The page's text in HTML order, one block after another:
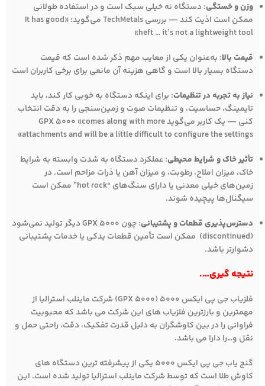
وزن و خستگی: دستگاه نه خیلی سبک است و در استفاده طولانی
ممکن است اذیت کند — بررسی TechMetals می‌گوید: «It has good
heft … it’s not a lightweight tool»
قیمت بالا: به‌عنوان یکی از معایب مهم ذکر شده است که قیمت
دستگاه بسیار بالا است و گاهی هزینه آن مانعی برای برخی کاربران است
نیاز به تجربه در تنظیمات: برای اینکه دستگاه به خوبی کار کند، باید
تایمینگ، حساسیت، و تنظیمات صوت و زمین‌سنجی را به دقت انتخاب
کنی — یک کاربر می‌گوید GPX 5000 «comes along with more
attachments and will be a little difficult to configure the settings»
تأثیر خاک و شرایط محیطی: عملکرد دستگاه به شدت وابسته به شرایط
خاک، میزان املاح، رطوبت، و میزان آهن یا ذرات مزاحم است. در
زمین‌های خیلی معدنی یا دارای سنگ‌های “hot rock” ممکن است
سیگنال‌ها پیچیده شوند.
دسترس‌پذیری قطعات و پشتیبانی
: چون GPX 5000 دیگر تولید نمی‌شود
(discontinued) ممکن است تأمین قطعات یدکی یا خدمات پشتیبانی
دشوارتر باشد.
نتیجه گیری….
فلزیاب جی پی ایکس ۵۰۰۰ (GPX 5000) شرکت ماینلب استرالیا از
مهمترین و بارزترین فلزیاب های این شرکت می باشد که محبوبیت
فراوانی را در بین کاوشگران به دلیل قدرت تفکیک، دقت، راحتی حمل و
نقل و…را دارا می باشد.
گنج یاب جی پی ایکس 5000 یکی از پیشرفته ترین دستگاه های
کاوش طلا است که توسط شرکت ماینلب استرالیا تولید شده است. این